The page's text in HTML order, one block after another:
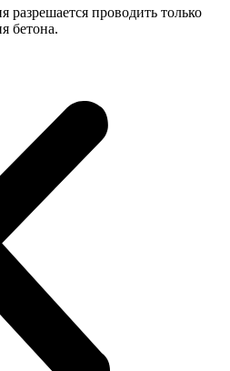
разрешается проводить только
бетона.